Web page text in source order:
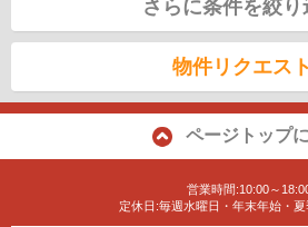
さらに条件を絞り
物件リクエスト
ページトップ
営業時間:10:00～
定休日:毎週水曜日・年末年始・